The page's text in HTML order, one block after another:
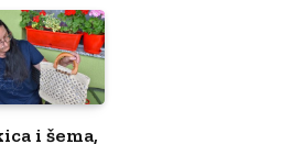
i šema,